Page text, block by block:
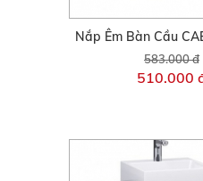
Nắp Êm Bàn Cầu
583.000 đ
510.000